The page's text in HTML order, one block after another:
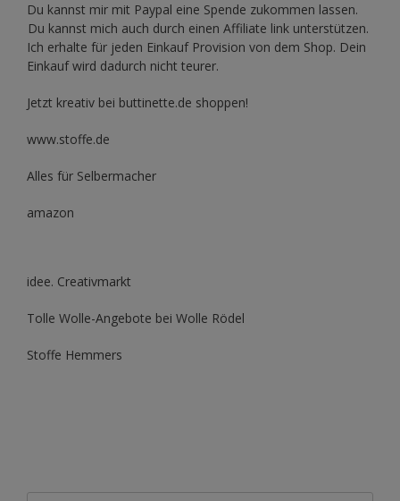
Du kannst mir mit Paypal eine Spende zukommen lassen.
Du kannst mich auch durch einen Affiliate link unterstützen.
Ich erhalte für jeden Einkauf Provision von dem Shop. Dein
Einkauf wird dadurch nicht teurer.
Jetzt kreativ bei buttinette.de shoppen!
www.stoffe.de
Alles für Selbermacher
amazon
idee. Creativmarkt
Tolle Wolle-Angebote bei Wolle Rödel
Stoffe Hemmers